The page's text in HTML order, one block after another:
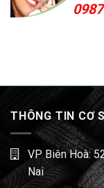
THÔNG TIN CƠ
VP Biên Hoà:
Nai